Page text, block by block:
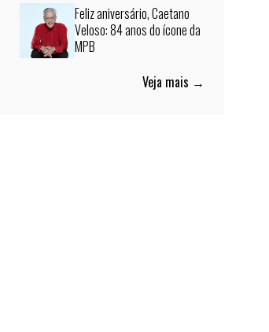
Feliz aniversário, Caetano
Veloso: 84 anos do ícone da
MPB
Veja mais →